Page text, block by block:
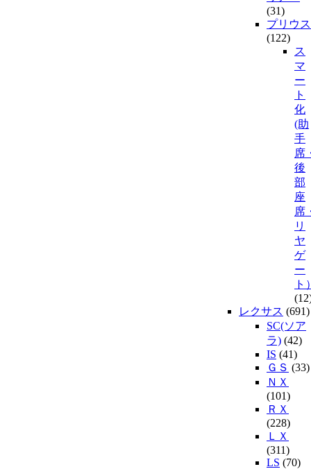
(31)
プリウス
(122)
ス
マ
ー
ト
化
(助
手
席
後
部
座
席
リ
ヤ
ゲ
ー
ト
レクサス (691)
SC(ソア
ラ) (42)
IS (41)
ＧＳ (33)
ＮＸ
(101)
ＲＸ
(228)
ＬＸ
(311)
LS (70)